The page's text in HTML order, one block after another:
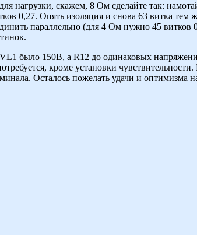
нагрузки, скажем, 8 Ом сделайте так:
0,27. Опять изоляция и снова 63 витка тем
параллельно (для 4 Ом нужно 45 витков
было 150В, а R12 до одинаковых
кроме установки чувствительности.
Осталось пожелать удачи и оптимизма